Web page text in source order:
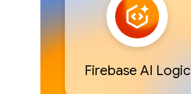
Firebase AI Logic